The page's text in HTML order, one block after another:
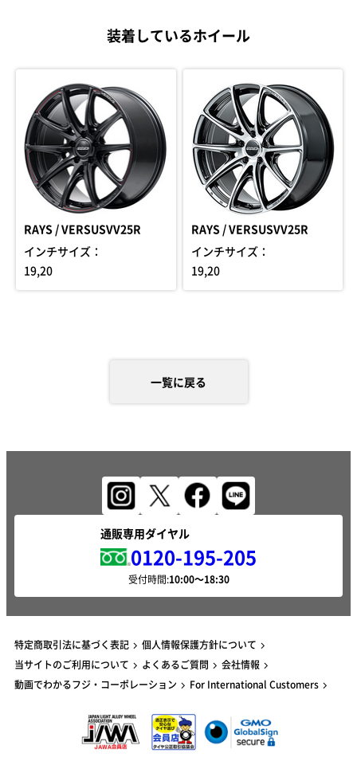
装着しているホイール
RAYS / VERSUSVV25R
インチサイズ：
19,20
RAYS / VERSUSVV25R
インチサイズ：
19,20
一覧に戻る
通販専用ダイヤル
0120-195-205
受付時間:
特定商取引法に基づく表記
個人情報保護方針について
当サイトのご利用について
よくあるご質問
会社情報
動画でわかるフジ・コーポレーション
For International Customers